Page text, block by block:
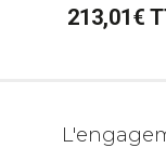
213,01€